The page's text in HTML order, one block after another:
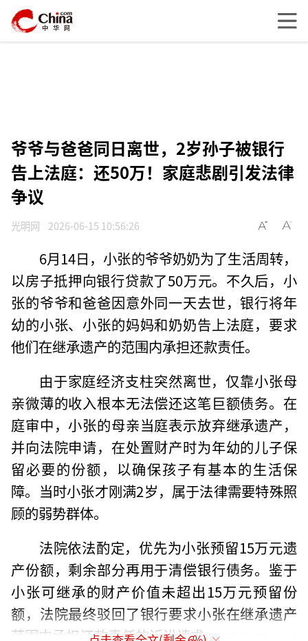
爷爷与爸爸同日离世，2岁孙子被银行
告上法庭：还50万！家庭悲剧引发法律
争议
光明网 2026-06-15 10:56:26
6月14日，小张的爷爷奶奶为了生活周转，
以房子抵押向银行贷款了50万元。不久后，小
张的爷爷和爸爸因意外同一天去世，银行将年
幼的小张、小张的妈妈和奶奶告上法庭，要求
他们在继承遗产的范围内承担还款责任。
由于家庭经济支柱突然离世，仅靠小张母
亲微薄的收入根本无法偿还这笔巨额债务。在
庭审中，小张的母亲当庭表示放弃继承遗产，
并向法院申请，在处置财产时为年幼的儿子保
留必要的份额，以确保孩子有基本的生活保
障。当时小张才刚满2岁，属于法律需要特殊照
顾的弱势群体。
法院依法酌定，优先为小张预留15万元遗
产份额，剩余部分再用于清偿银行债务。鉴于
小张可继承的财产价值未超出15万元预留份
额，法院最终驳回了银行要求小张在继承遗产
范围内承担还款责任的诉讼请求。（责任编辑：zx01